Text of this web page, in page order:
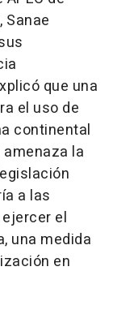
Sanae
que una
el uso de
continental
la
a las
el
una medida
en